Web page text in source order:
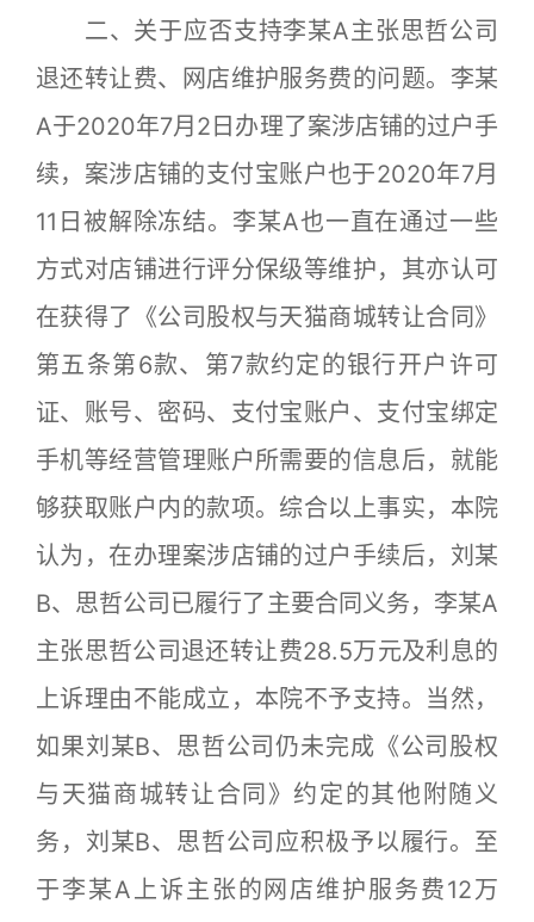
二、关于应否支持李某A主张思哲公司
退还转让费、网店维护服务费的问题。李某
A于2020年7月2日办理了案涉店铺的过户手
续，案涉店铺的支付宝账户也于2020年7月
11日被解除冻结。李某A也一直在通过一些
方式对店铺进行评分保级等维护，其亦认可
在获得了《公司股权与天猫商城转让合同》
第五条第6款、第7款约定的银行开户许可
证、账号、密码、支付宝账户、支付宝绑定
手机等经营管理账户所需要的信息后，就能
够获取账户内的款项。综合以上事实，本院
认为，在办理案涉店铺的过户手续后，刘某
B、思哲公司已履行了主要合同义务，李某A
主张思哲公司退还转让费28.5万元及利息的
上诉理由不能成立，本院不予支持。当然，
如果刘某B、思哲公司仍未完成《公司股权
与天猫商城转让合同》约定的其他附随义
务，刘某B、思哲公司应积极予以履行。至
于李某A上诉主张的网店维护服务费12万